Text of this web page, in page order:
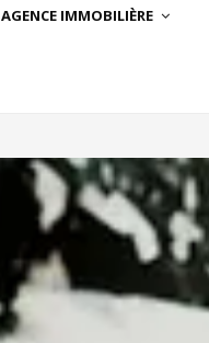
AGENCE IMMOBILIÈRE